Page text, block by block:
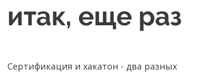
итак, еще раз
Сертификация и хакатон - два разных